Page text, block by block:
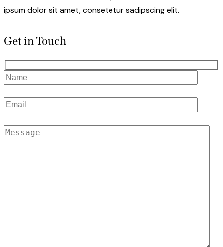
ipsum dolor sit amet, consetetur sadipscing elit.
Get in Touch